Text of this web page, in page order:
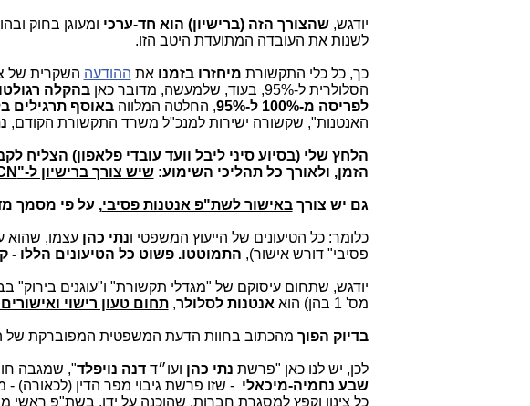
יודגש,שהצורך הזה (ברישיון) הוא חד-ערכי ומעוגן בחוק
לשנות את העובדה המתועדת היטב הזו.
כך, כל כלי התקשורת מיחזרו בזמנואת ההודעה השקרית של
הסלולרית ל-95%, בעוד, שלמעשה, מדובר כאן
בהקלה
לפריסה מ-100% ל-95%
, החלטה המלווהבאוסף תרגילים
האנטנות", שקשורה ישירות למנכ"ל משרד התקשורת הקודם,
הלחץ שלי (בסיוע סיני ליבל וועד עובדי פלאפון)
הזמן, ולאורך כל תהליכי השימוע:שיש צורך ברישיון ל-"MOCN מצומצם"
גם יש צורךבאישור לשת"פ אנטנות פסיבי, על פי מסמך
כלומר: כל הטיעונים של הייעוץ המשפטי ונתי כהן עצמו, שהוא
פסיבי" דורש אישור), התמוטטו. פשוט כל הטיעונים הללו -
יודגש, שתחום עיסוקם של "מגדלי תקשורת" ו"עוגנים בירוק" בבעלות
מס' 1 בהן) הוא
אנטנות לסלולר,תחום טעון רישוי
בדיוק הפוך מהכתוב בחוות הדעת המשפטית המפוברקת של
לכן, יש לנו כאן "פרשת נתי כהן ועו״דדנה נויפלד", שמגבה
שבע נחמיה-מיכאלי - שזו פרשת גיבוי מפר הדין (לכאורה)
כל צינון וקפץ למסגרת חברות, שהוכנה על ידו, בשת"פ